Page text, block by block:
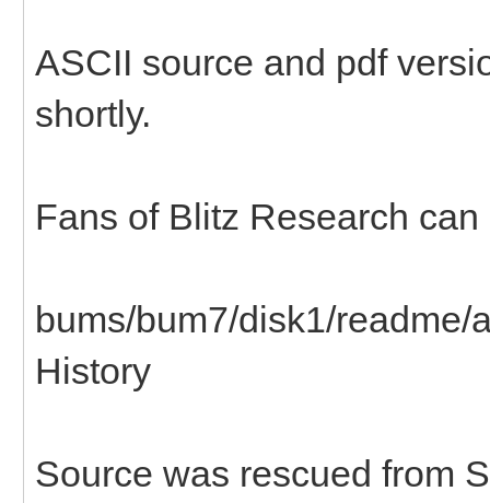
ASCII source and pdf
shortly.
Fans of Blitz Research
bums/bum7/disk1/readme/
History
Source was rescued from